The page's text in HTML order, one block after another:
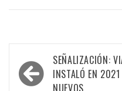
Navegación
de
SEÑALIZACIÓN:
INSTALÓ EN
NUEVOS